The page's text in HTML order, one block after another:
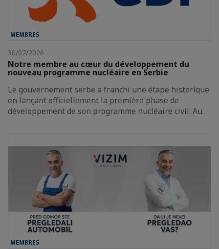
MEMBRES
30/07/2026
Notre membre au cœur du développement du
nouveau programme nucléaire en Serbie
Le gouvernement serbe a franchi une étape historique
en lançant officiellement la première phase de
développement de son programme nucléaire civil. Au…
MEMBRES